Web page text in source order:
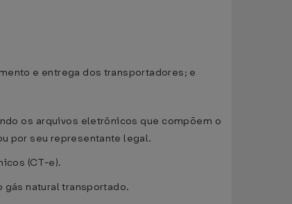
e entrega dos transportadores; e
os arquivos eletrônicos que compõem o
por seu representante legal.
(CT-e).
natural transportado.